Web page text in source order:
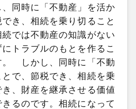
同時に「不動産」を活か
き、相続を乗り切ること
では不動産の知識がない
トラブルのもとを作るこ
。 しかし、同時に「不動
で、節税でき、相続を乗
、財産 を継承させる価値
るのです。相続になって